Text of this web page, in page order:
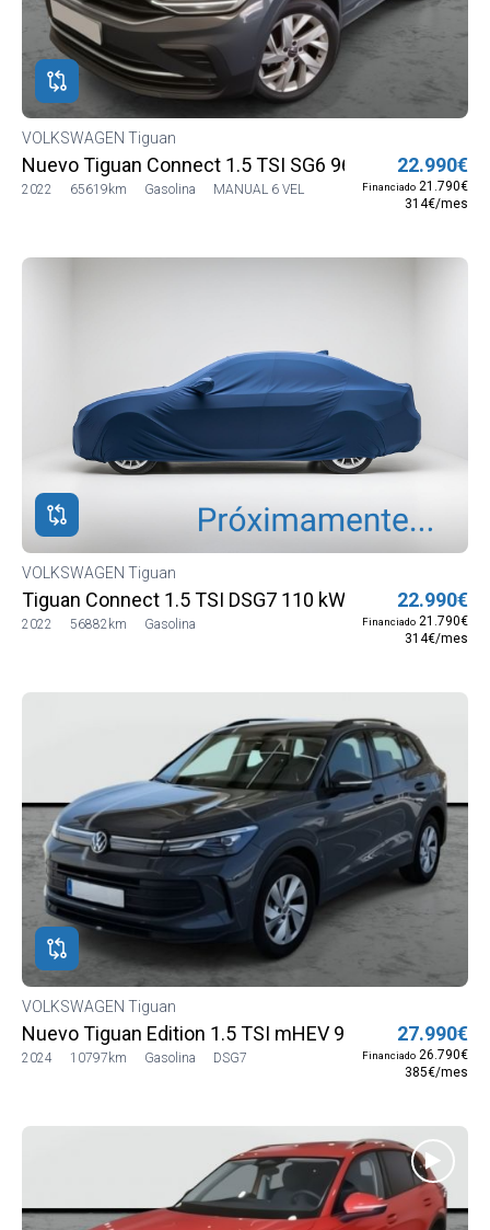
VOLKSWAGEN Tiguan
Nuevo Tiguan Connect 1.5 TSI SG6 96 kW (130 CV)
2022 65619km Gasolina MANUAL 6 VEL
22.990€
Financiado 21.790€
314€/mes
VOLKSWAGEN Tiguan
Tiguan Connect 1.5 TSI DSG7 110 kW (150 CV)
2022 56882km Gasolina
22.990€
Financiado 21.790€
314€/mes
VOLKSWAGEN Tiguan
Nuevo Tiguan Edition 1.5 TSI mHEV 96 kW (130 CV)
2024 10797km Gasolina DSG7
27.990€
Financiado 26.790€
385€/mes